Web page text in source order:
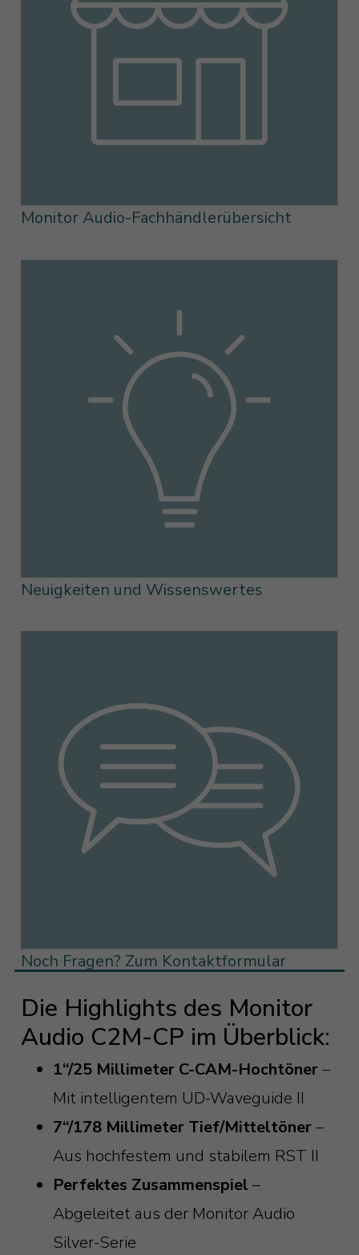
Monitor Audio-Fachhändlerübersicht
Neuigkeiten und Wissenswertes
Noch Fragen? Zum Kontaktformular
Die Highlights des Monitor
Audio C2M-CP im Überblick:
1“/25 Millimeter C-CAM-Hochtöner–
Mit intelligentem UD-Waveguide II
7“/178 Millimeter Tief/Mitteltöner–
Aus hochfestem und stabilem RST II
Perfektes Zusammenspiel –
Abgeleitet aus der Monitor Audio
Silver-Serie